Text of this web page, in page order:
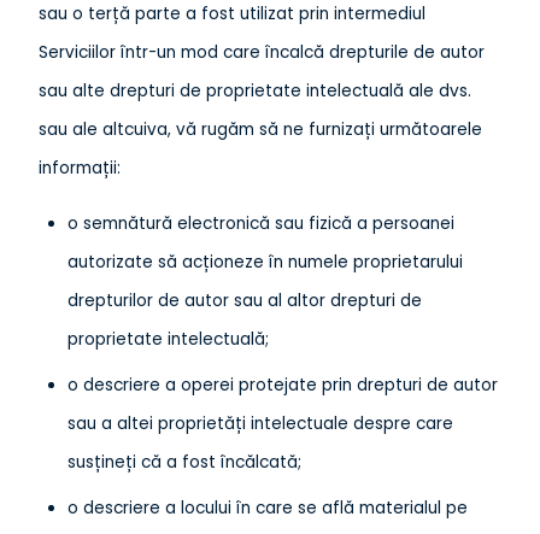
sau o terță parte a fost utilizat prin intermediul
Serviciilor într-un mod care încalcă drepturile de autor
sau alte drepturi de proprietate intelectuală ale dvs.
sau ale altcuiva, vă rugăm să ne furnizați următoarele
informații:
o semnătură electronică sau fizică a persoanei
autorizate să acționeze în numele proprietarului
drepturilor de autor sau al altor drepturi de
proprietate intelectuală;
o descriere a operei protejate prin drepturi de autor
sau a altei proprietăți intelectuale despre care
susțineți că a fost încălcată;
o descriere a locului în care se află materialul pe